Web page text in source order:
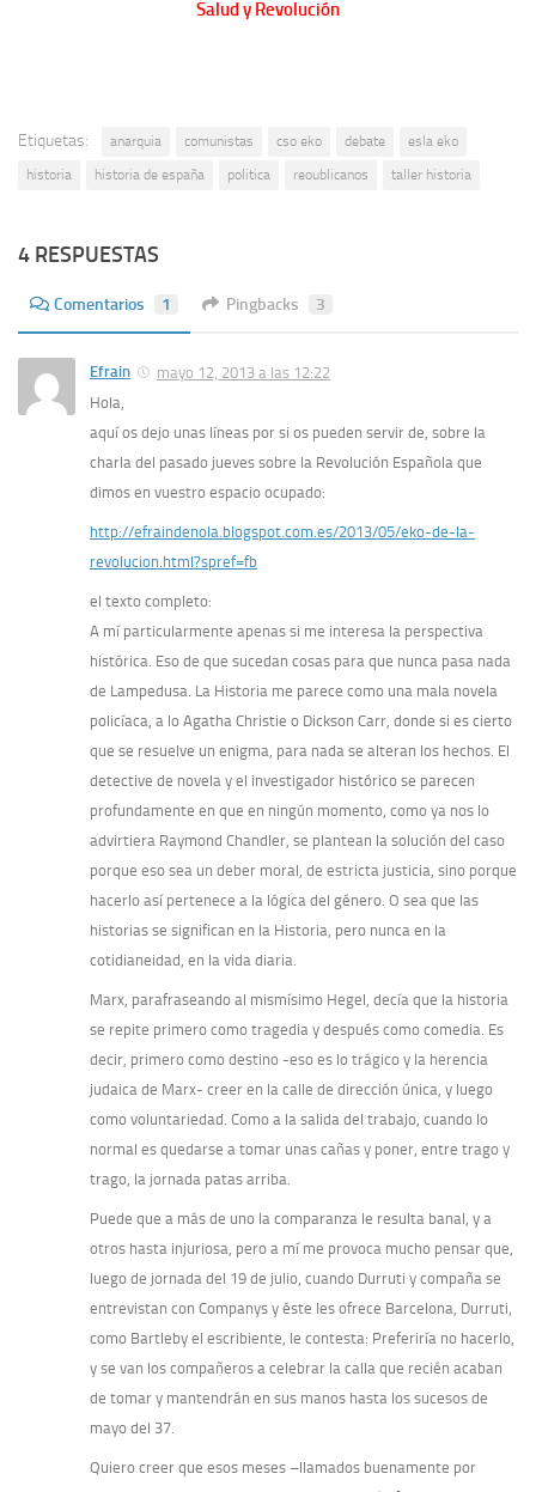
Salud y Revolución
Etiquetas: anarquia comunistas cso eko debate
esla eko
historia
historia de españa politica reoublicanos taller historia
4 RESPUESTAS
Comentarios 1 Pingbacks 3
Efrain
mayo 12, 2013 a las 12:22
Hola,
aquí os dejo unas líneas por si os pueden servir de, sobre la
charla del pasado jueves sobre la Revolución Española que
dimos en vuestro espacio ocupado:
http://efraindenola.blogspot.com.es/2013/05/eko-de-la-
revolucion.html?spref=fb
el texto completo:
A mí particularmente apenas si me interesa la perspectiva
histórica. Eso de que sucedan cosas para que nunca pasa nada
de Lampedusa. La Historia me parece como una mala novela
policíaca, a lo Agatha Christie o Dickson Carr, donde si es cierto
que se resuelve un enigma, para nada se alteran los hechos. El
detective de novela y el investigador histórico se parecen
profundamente en que en ningún momento, como ya nos lo
advirtiera Raymond Chandler, se plantean la solución del caso
porque eso sea un deber moral, de estricta justicia, sino porque
hacerlo así pertenece a la lógica del género. O sea que las
historias se significan en la Historia, pero nunca en la
cotidianeidad, en la vida diaria.
Marx, parafraseando al mismísimo Hegel, decía que la historia
se repite primero como tragedia y después como comedia. Es
decir, primero como destino -eso es lo trágico y la herencia
judaica de Marx- creer en la calle de dirección única, y luego
como voluntariedad. Como a la salida del trabajo, cuando lo
normal es quedarse a tomar unas cañas y poner, entre trago y
trago, la jornada patas arriba.
Puede que a más de uno la comparanza le resulta banal, y a
otros hasta injuriosa, pero a mí me provoca mucho pensar que,
luego de jornada del 19 de julio, cuando Durruti y compaña se
entrevistan con Companys y éste les ofrece Barcelona, Durruti,
como Bartleby el escribiente, le contesta: Preferiría no hacerlo,
y se van los compañeros a celebrar la calla que recién acaban
de tomar y mantendrán en sus manos hasta los sucesos de
mayo del 37.
Quiero creer que esos meses –llamados buenamente por